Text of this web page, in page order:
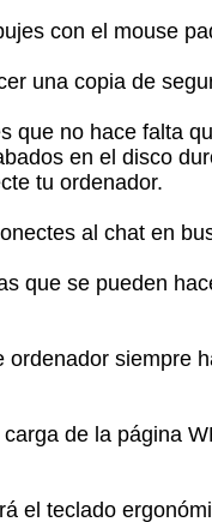
con el mouse
una copia de
que no hace falta
en el disco
tu ordenador.
al chat en
que se pueden
ordenador siempre
de la página
el teclado